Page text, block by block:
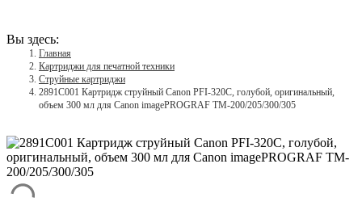
Вы здесь:
Главная
Картриджи для печатной техники
Струйные картриджи
2891C001 Картридж струйный Canon PFI-320C, голубой, оригинальный,
объем 300 мл для Canon imagePROGRAF TM-200/205/300/305